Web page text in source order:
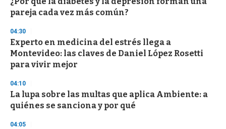
pareja cada vez más común?
04:30
Experto en medicina del estrés llega a
Montevideo: las claves de Daniel López Rosetti
para vivir mejor
04:10
La lupa sobre las multas que aplica Ambiente: a
quiénes se sanciona y por qué
04:05